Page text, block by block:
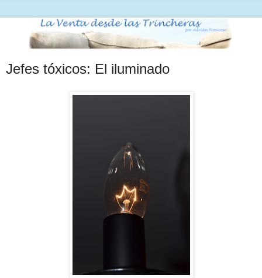
Jefes tóxicos: El iluminado